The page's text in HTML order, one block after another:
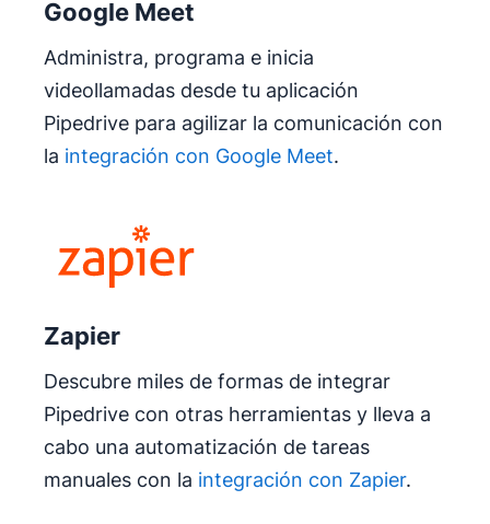
Google Meet
Administra, programa e inicia
videollamadas desde tu aplicación
Pipedrive para agilizar la comunicación con
la integración con Google Meet.
Zapier
Descubre miles de formas de integrar
Pipedrive con otras herramientas y lleva a
cabo una automatización de tareas
manuales con la integración con Zapier.